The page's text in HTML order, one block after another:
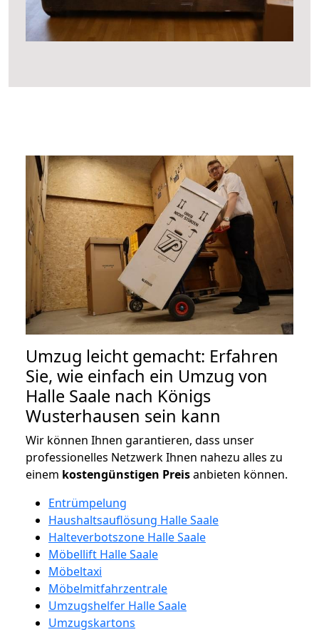
Umzug leicht gemacht: Erfahren
Sie, wie einfach ein Umzug von
Halle Saale nach Königs
Wusterhausen sein kann
Wir können Ihnen garantieren, dass unser
professionelles Netzwerk Ihnen nahezu alles zu
einem kostengünstigen Preisanbieten können.
Entrümpelung
Haushaltsauflösung Halle Saale
Halteverbotszone Halle Saale
Möbellift Halle Saale
Möbeltaxi
Möbelmitfahrzentrale
Umzugshelfer Halle Saale
Umzugskartons